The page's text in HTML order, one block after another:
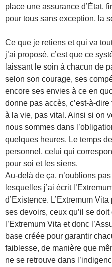
place une assurance d’État,
pour tous sans exception, la
Ce que je retiens et qui va
j’ai proposé, c’est que ce
laissant le soin à chacun de
selon son courage, ses
encore ses envies à ce en
donne pas accès, c’est-à-
à la vie, pas vital. Ainsi si on
nous sommes dans
quelques heures. Le temps
personnel, celui qui
pour soi et les siens.
Au-delà de ça, n’oublions
lesquelles j’ai écrit
d’Existence. L’Extremum
ses devoirs, ceux qu’il se
l’Extremum Vita et donc
base créée pour garantir
faiblesse, de manière que
ne se retrouve dans